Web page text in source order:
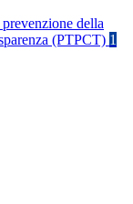
della
(PTPCT) 1